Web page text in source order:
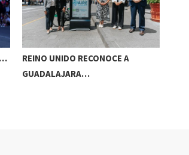
REINO UNIDO RECONOCE A
GUADALAJARA…